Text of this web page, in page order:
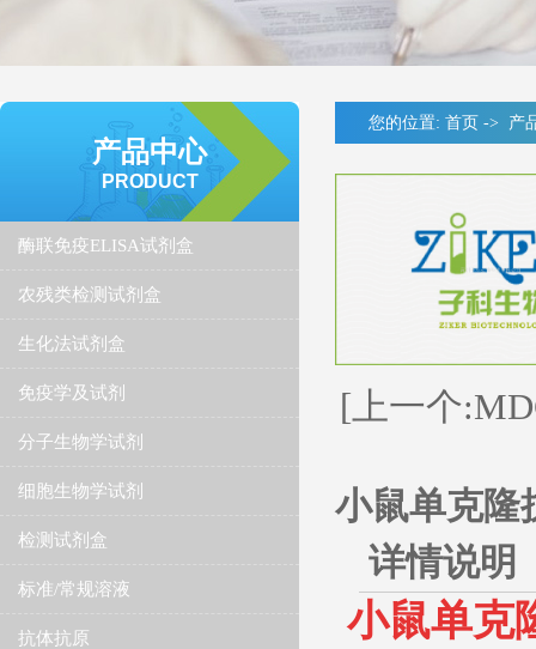
产品中心
PRODUCT
酶联免疫ELISA试剂盒
农残类检测试剂盒
生化法试剂盒
免疫学及试剂
分子生物学试剂
细胞生物学试剂
检测试剂盒
标准/常规溶液
抗体抗原
您的位置: 首页 -> 产
[上一个
小鼠单克隆
详情说明
小鼠单克